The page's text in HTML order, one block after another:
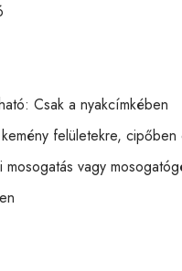
Csak a nyakcímkében
felületekre, cipőben
mosogatás vagy